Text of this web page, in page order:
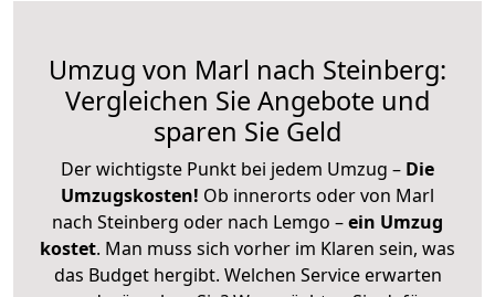
Umzug von Marl nach Steinberg:
Vergleichen Sie Angebote und
sparen Sie Geld
Der wichtigste Punkt bei jedem Umzug – Die
Umzugskosten! Ob innerorts oder von Marl
nach Steinberg oder nach Lemgo –ein Umzug
kostet. Man muss sich vorher im Klaren sein, was
das Budget hergibt. Welchen Service erwarten